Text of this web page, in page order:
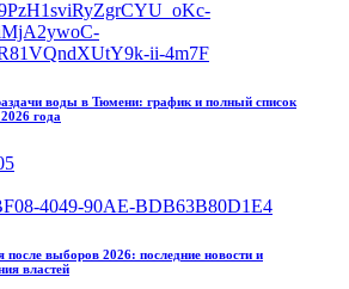
воды в Тюмени: график и полный список
года
после выборов 2026: последние новости и
властей